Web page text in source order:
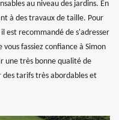
au niveau des jardins. En
à des travaux de taille. Pour
est recommandé de s'adresser
fassiez confiance à Simon
une très bonne qualité de
tarifs très abordables et